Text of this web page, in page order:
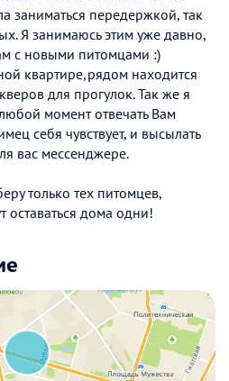
заниматься передержкой, так
Я занимаюсь этим уже давно,
с новыми питомцами :)
квартире,рядом находится
для прогулок. Так же я
момент отвечать Вам
себя чувствует, и высылать
вас мессенджере.
только тех питомцев,
оставаться дома одни!